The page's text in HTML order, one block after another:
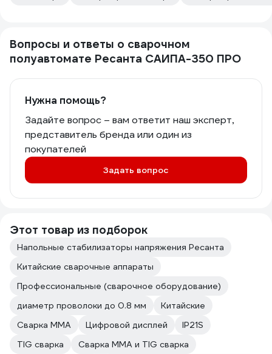
Вопросы и ответы о сварочном
полуавтомате Ресанта САИПА-350 ПРО
Нужна помощь?
Задайте вопрос – вам ответит наш эксперт,
представитель бренда или один из
покупателей
Задать вопрос
Этот товар из подборок
Напольные стабилизаторы напряжения Ресанта
Китайские сварочные аппараты
Профессиональные (сварочное оборудование)
диаметр проволоки до 0.8 мм
Китайские
Сварка ММА
Цифровой дисплей
IP21S
TIG сварка
Сварка ММА и TIG сварка